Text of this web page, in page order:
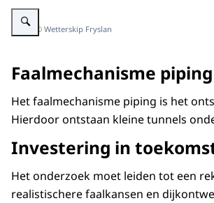
Vergroot afbeelding presentatie in de buitenlucht
Beeld: © Wetterskip Fryslan
Faalmechanisme piping
Het faalmechanisme piping is het
Hierdoor ontstaan kleine tunnels
Investering in
Het onderzoek moet leiden tot een
realistischere faalkansen en